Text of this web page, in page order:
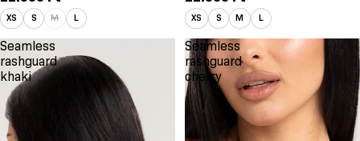
XS S M L XS S M L
Seamless
rashguard
khaki
Seamless
rashguard
cherry